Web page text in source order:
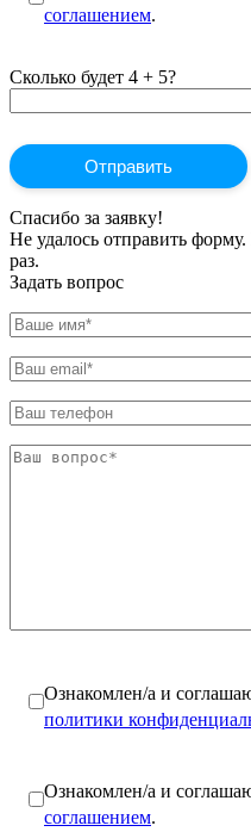
соглашением.
Сколько будет 4 + 5?
Спасибо за заявку!
Не удалось отправить
раз.
Задать вопрос
Ознакомлен/а и
политики
Ознакомлен/а и
соглашением.